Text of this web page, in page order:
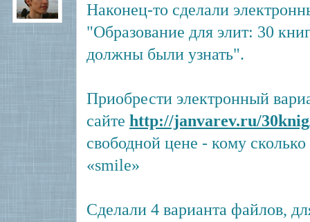
Наконец-то сделали
"Образование для элит: 30
должны были узнать".
Приобрести электронный
сайте http://janvarev.ru/30knig
свободной цене - кому
«smile»
Сделали 4 варианта файлов,